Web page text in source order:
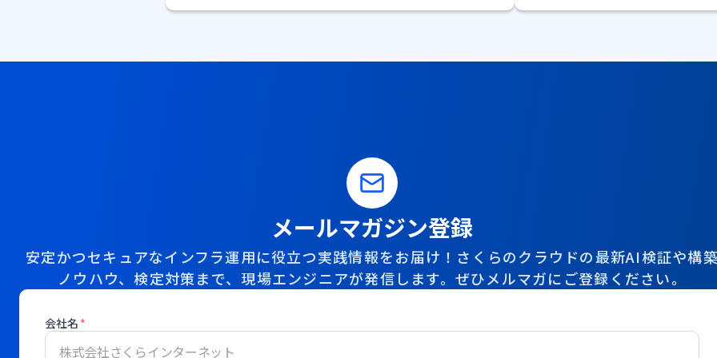
メールマガジン登録
安定かつセキュアなインフラ運用に役立つ実践情報をお届け！さくらのクラウドの最新AI検証や構
ノウハウ、検定対策まで、現場エンジニアが発信します。ぜひメルマガにご登録ください。
会社名 *